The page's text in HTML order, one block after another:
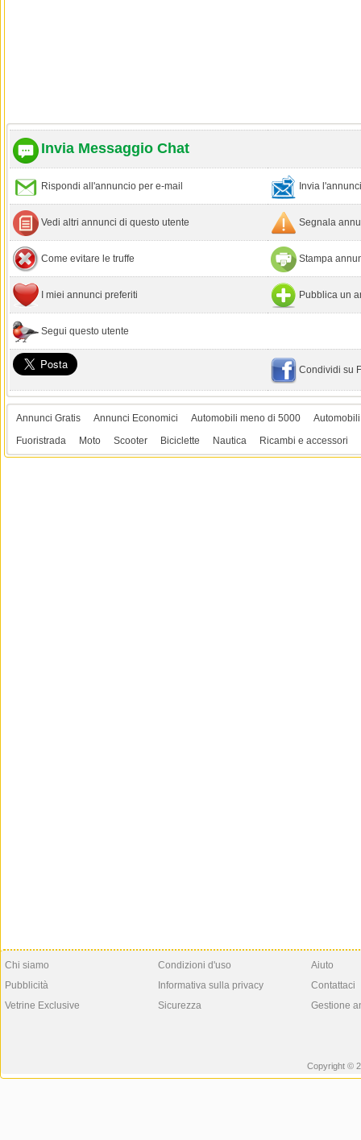
Invia Messaggio Chat
Rispondi all'annuncio per e-mail Invia
Vedi altri annunci di questo utente Segnala
Come evitare le truffe Stampa
I miei annunci preferiti Pubblica un
Segui questo utente
Condividi su
Annunci Gratis Annunci Economici Automobili meno di 5000
Fuoristrada
Moto Scooter Biciclette Nautica Ricambi e accessori
Chi siamo
Pubblicità
Vetrine Exclusive
Condizioni d'uso
Informativa sulla privacy
Sicurezza
Aiuto
Contattaci
Gestione
Copyright ©